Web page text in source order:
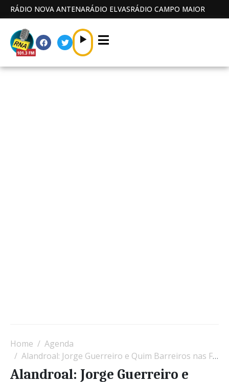
RÁDIO NOVA ANTENARÁDIO ELVASRÁDIO CAMPO MAIOR
Home
Agenda
Alandroal: Jorge Guerreiro e Quim Barreiros nas Festas da Santa Cruz
Alandroal: Jorge Guerreiro e